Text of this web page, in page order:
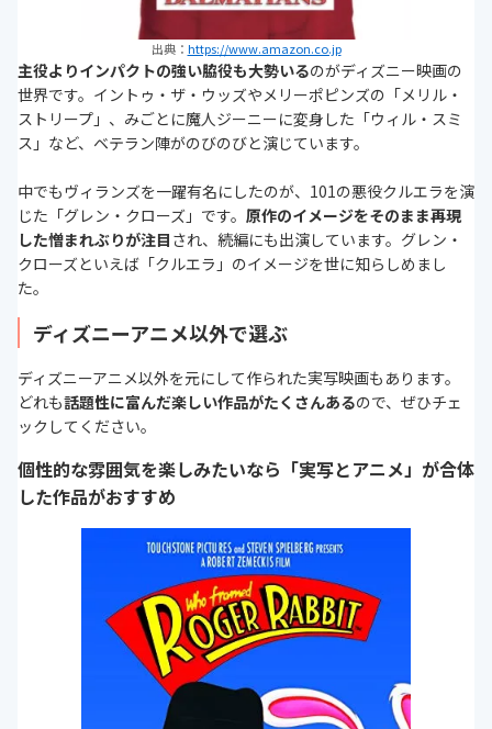
出典： https://www.amazon.co.jp
主役よりインパクトの強い脇役も大勢いるのがディズニー映画の
世界です。イントゥ・ザ・ウッズやメリーポピンズの「メリル・
ストリープ」、みごとに魔人ジーニーに変身した「ウィル・スミ
ス」など、ベテラン陣がのびのびと演じています。
中でもヴィランズを一躍有名にしたのが、101の悪役クルエラを演
じた「グレン・クローズ」です。 原作のイメージをそのまま再現
した憎まれぶりが注目 され、続編にも出演しています。グレン・
クローズといえば「クルエラ」のイメージを世に知らしめまし
た。
ディズニーアニメ以外で選ぶ
ディズニーアニメ以外を元にして作られた実写映画もあります。
どれも話題性に富んだ楽しい作品がたくさんあるので、ぜひチェ
ックしてください。
個性的な雰囲気を楽しみたいなら「実写とアニメ」が合体
した作品がおすすめ